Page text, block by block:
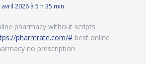
avril 2026 à 5 h 35 min
pharmacy without scripts
pharmrate.com/# best online
no prescription